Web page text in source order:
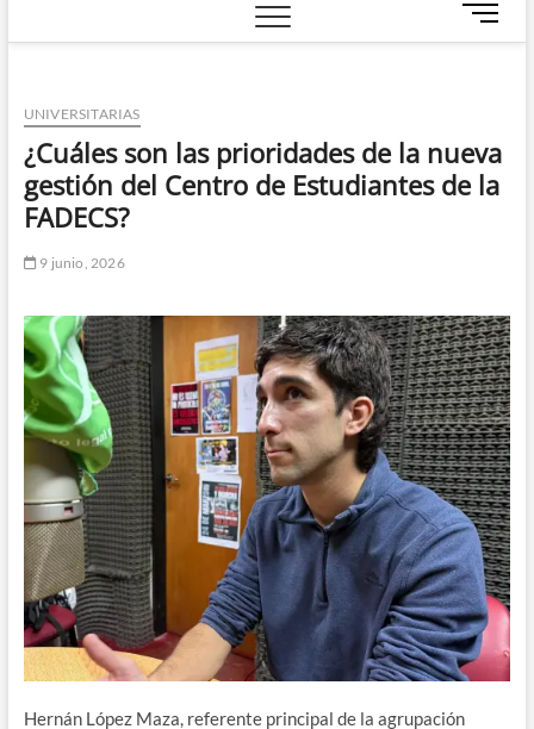
B
o
d
e
m
UNIVERSITARIAS
¿Cuáles son las prioridades de la nueva
gestión del Centro de Estudiantes de la
FADECS?
9 junio, 2026
Hernán López Maza, referente principal de la agrupación